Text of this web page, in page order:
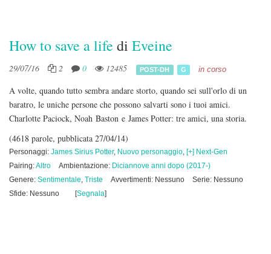
How to save a life di Eveine
29/07/16 2 0 12485 POST-DH G in corso
A volte, quando tutto sembra andare storto, quando sei sull'orlo di un
baratro, le uniche persone che possono salvarti sono i tuoi amici.
Charlotte Paciock, Noah Baston e James Potter: tre amici, una storia.
(4618 parole, pubblicata 27/04/14)
Personaggi: James Sirius Potter, Nuovo personaggio, [+] Next-Gen
Pairing:Altro Ambientazione: Diciannove anni dopo (2017-)
Genere: Sentimentale, Triste Avvertimenti: Nessuno
Serie: Nessuno
Sfide: Nessuno
[Segnala]